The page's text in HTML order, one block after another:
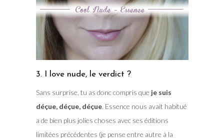
3. I love nude, le verdict ?
Sans surprise, tu as donc compris que je suis
déçue, déçue, déçue. Essence nous avait habitué
a de bien plus jolies choses avec ses éditions
limitées précédentes (je pense entre autre à la